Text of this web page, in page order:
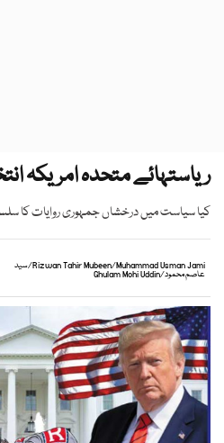
ریاستہائے متحدہ امریکہ
کیا سیاست میں درخشاں جمہوری روایات کا
Rizwan Tahir Mubeen/Muhammad Usman Jami
/سید
عاصم محمود/
Ghulam Mohi Uddin